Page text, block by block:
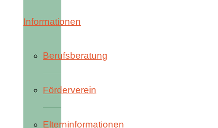
Informationen
Berufsberatung
Förderverein
Elterninformationen